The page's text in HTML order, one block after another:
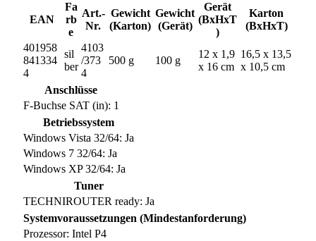
EAN
Fa
rb
e
Art.-
Nr.
Gewicht
(Karton)
Gewicht
(Gerät)
Gerät
(BxHxT
)
Karton
(BxHxT)
401958
841334
4
sil
ber
4103
/373
4
500 g 100 g
12 x 1,9
x 16 cm
16,5 x 13,5
x 10,5 cm
Anschlüsse
F-Buchse SAT (in): 1
Betriebssystem
Windows Vista 32/64: Ja
Windows 7 32/64: Ja
Windows XP 32/64: Ja
Tuner
TECHNIROUTER ready: Ja
Systemvoraussetzungen (Mindestanforderung)
Prozessor: Intel P4